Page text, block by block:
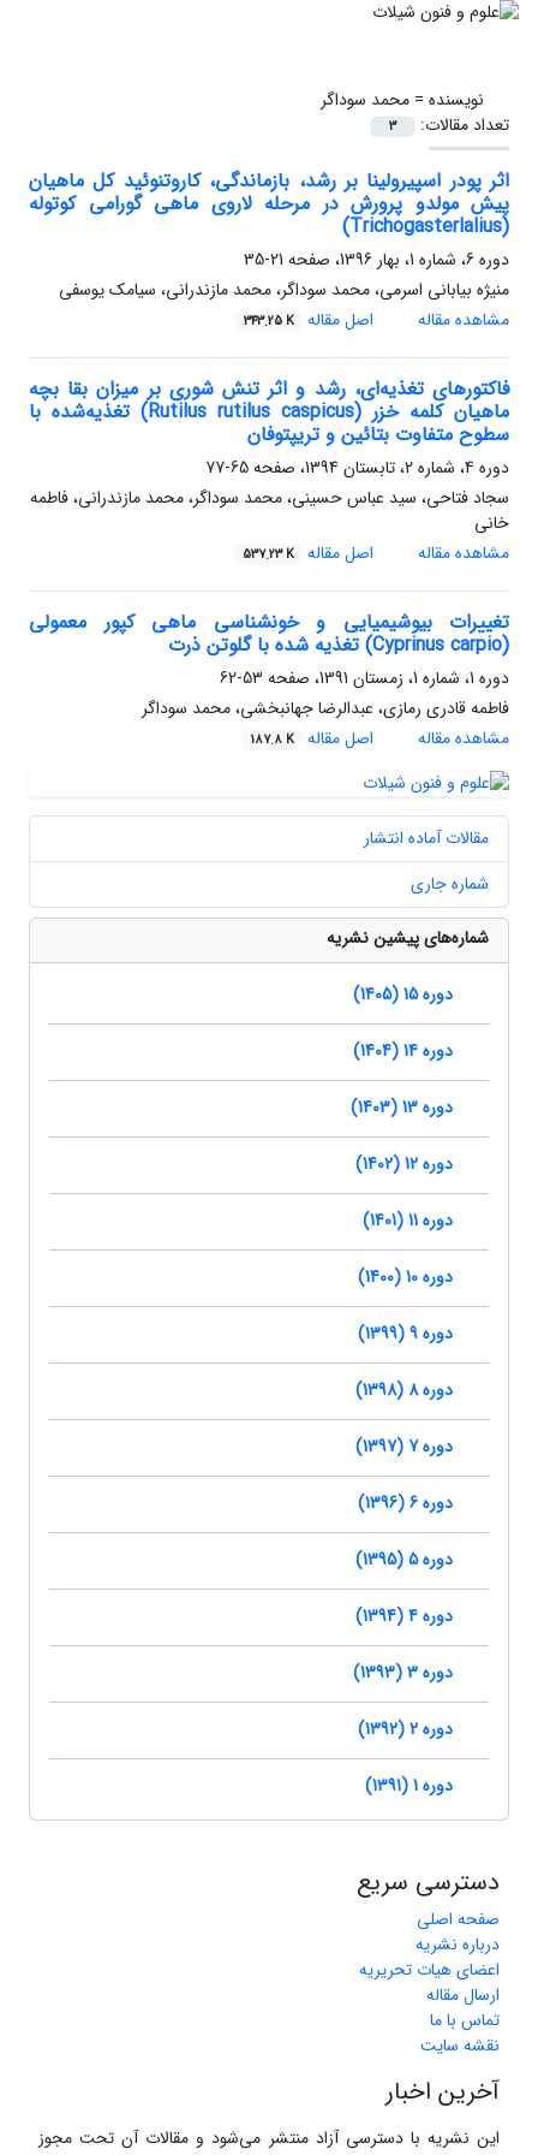
نویسنده =محمد سوداگر
تعداد مقالات:
3
اثر پودر اسپیرولینا بر رشد، بازماندگی، کاروتنوئید کل ماهیان
پیش مولدو پرورش در مرحله لاروی ماهی گورامی کوتوله
(Trichogasterlalius)
دوره 6، شماره 1، بهار 1396، صفحه
21-35
منیژه بیابانی اسرمی، محمد سوداگر، محمد مازندرانی، سیامک یوسفی
مشاهده مقاله
اصل مقاله 343.25 K
فاکتورهای تغذیه‌ای، رشد و اثر تنش شوری بر میزان بقا بچه
ماهیان کلمه خزر (Rutilus rutilus caspicus) تغذیه‌شده با
سطوح متفاوت بتائین و تریپتوفان
دوره 4، شماره 2، تابستان 1394، صفحه
65-77
سجاد فتاحی، سید عباس حسینی، محمد سوداگر، محمد مازندرانی، فاطمه
خانی
مشاهده مقاله
اصل مقاله 537.23 K
تغییرات بیوشیمیایی و خونشناسی ماهی کپور معمولی
(Cyprinus carpio) تغذیه شده با گلوتن ذرت
دوره 1، شماره 1، زمستان 1391، صفحه
53-62
فاطمه قادری رمازی، عبدالرضا جهانبخشی، محمد سوداگر
مشاهده مقاله
اصل مقاله 187.8 K
مقالات آماده انتشار
شماره جاری
شماره‌های پیشین نشریه
دوره 15 (1405)
دوره 14 (1404)
دوره 13 (1403)
دوره 12 (1402)
دوره 11 (1401)
دوره 10 (1400)
دوره 9 (1399)
دوره 8 (1398)
دوره 7 (1397)
دوره 6 (1396)
دوره 5 (1395)
دوره 4 (1394)
دوره 3 (1393)
دوره 2 (1392)
دوره 1 (1391)
دسترسی سریع
صفحه اصلی
درباره نشریه
اعضای هیات تحریریه
ارسال مقاله
تماس با ما
نقشه سایت
آخرین اخبار
این نشریه با دسترسی آزاد منتشر می‌شود و مقالات آن تحت مجوز